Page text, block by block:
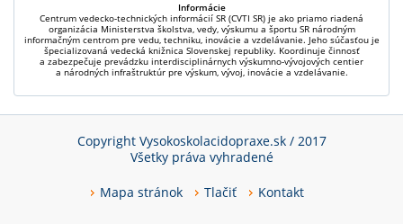
Informácie
Centrum vedecko-technických informácií SR (CVTI SR) je ako priamo riadená
organizácia Ministerstva školstva, vedy, výskumu a športu SR národným
informačným centrom pre vedu, techniku, inovácie a vzdelávanie. Jeho súčasťou je
špecializovaná vedecká knižnica Slovenskej republiky. Koordinuje činnosť
a zabezpečuje prevádzku interdisciplinárnych výskumno-vývojových centier
a národných infraštruktúr pre výskum, vývoj, inovácie a vzdelávanie.
Copyright Vysokoskolacidopraxe.sk / 2017
Všetky práva vyhradené
Mapa stránok Tlačiť Kontakt